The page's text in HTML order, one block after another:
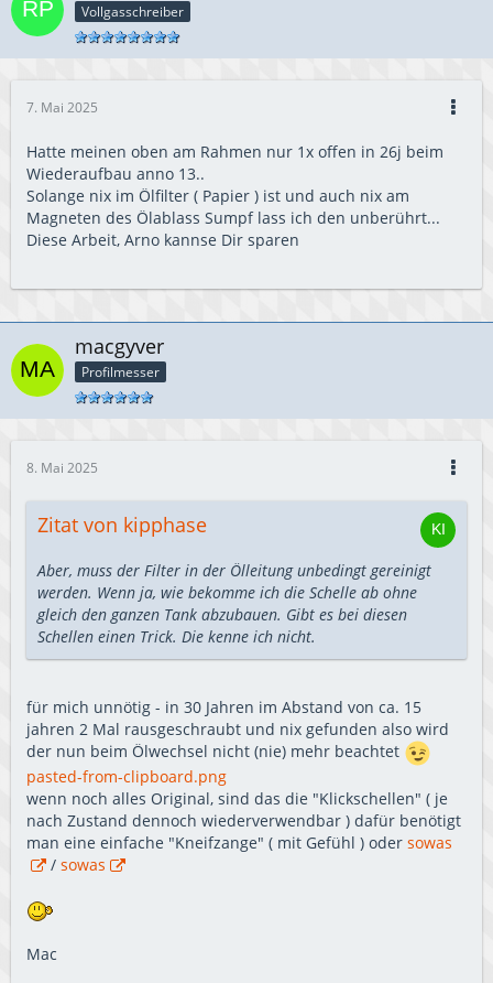
Vollgasschreiber
7. Mai 2025
Hatte meinen oben am Rahmen nur 1x offen in 26j beim
Wiederaufbau anno 13..
Solange nix im Ölfilter ( Papier ) ist und auch nix am
Magneten des Ölablass Sumpf lass ich den unberührt...
Diese Arbeit, Arno kannse Dir sparen
macgyver
Profilmesser
8. Mai 2025
Zitat von kipphase
Aber, muss der Filter in der Ölleitung unbedingt gereinigt
werden. Wenn ja, wie bekomme ich die Schelle ab ohne
gleich den ganzen Tank abzubauen. Gibt es bei diesen
Schellen einen Trick. Die kenne ich nicht.
für mich unnötig - in 30 Jahren im Abstand von ca. 15
jahren 2 Mal rausgeschraubt und nix gefunden also wird
der nun beim Ölwechsel nicht (nie) mehr beachtet
pasted-from-clipboard.png
wenn noch alles Original, sind das die "Klickschellen" ( je
nach Zustand dennoch wiederverwendbar ) dafür benötigt
man eine einfache "Kneifzange" ( mit Gefühl ) oder sowas
/ sowas
Mac